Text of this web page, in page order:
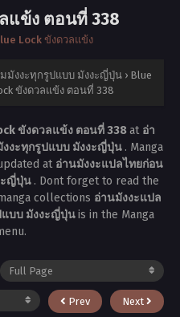
แข้ง ตอนที่ 338
Lock ขังดวลแข้ง
มังงะทุกรูปแบบ มังงะญี่ปุ่น › Blue
ขังดวลแข้ง ตอนที่ 338
ขังดวลแข้ง ตอนที่ 338at อ่า
งะทุกรูปแบบ มังงะญี่ปุ่น . Manga
at อ่านมังงะแปลไทยก่อน
ะญี่ปุ่น . Dont forget to read the
collections อ่านมังงะแปล
แบบ มังงะญี่ปุ่นis in the Manga
Prev Next